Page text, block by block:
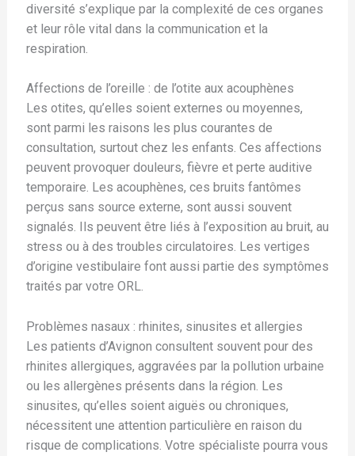
diversité s’explique par la complexité de ces organes
et leur rôle vital dans la communication et la
respiration.
Affections de l’oreille : de l’otite aux acouphènes
Les otites, qu’elles soient externes ou moyennes,
sont parmi les raisons les plus courantes de
consultation, surtout chez les enfants. Ces affections
peuvent provoquer douleurs, fièvre et perte auditive
temporaire. Les acouphènes, ces bruits fantômes
perçus sans source externe, sont aussi souvent
signalés. Ils peuvent être liés à l’exposition au bruit, au
stress ou à des troubles circulatoires. Les vertiges
d’origine vestibulaire font aussi partie des symptômes
traités par votre ORL.
Problèmes nasaux : rhinites, sinusites et allergies
Les patients d’Avignon consultent souvent pour des
rhinites allergiques, aggravées par la pollution urbaine
ou les allergènes présents dans la région. Les
sinusites, qu’elles soient aiguës ou chroniques,
nécessitent une attention particulière en raison du
risque de complications. Votre spécialiste pourra vous